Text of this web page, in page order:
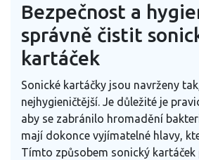
Bezpečnost a
správně čistit
kartáček
Sonické kartáčky jsou navrženy
nejhygieničtější. Je důležité je
aby se zabránilo hromadění
mají dokonce vyjímatelné hlavy,
Tímto způsobem sonický kartáček